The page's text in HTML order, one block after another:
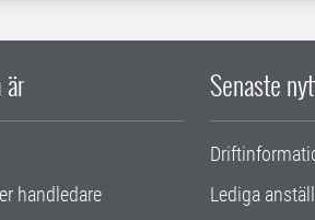
handledare
Senaste
Lediga